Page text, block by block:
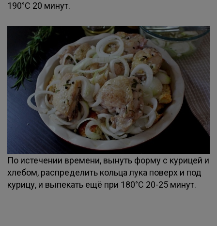
190°С 20 минут.
По истечении времени, вынуть форму с курицей и
хлебом, распределить кольца лука поверх и под
курицу, и выпекать ещё при 180°С 20-25 минут.